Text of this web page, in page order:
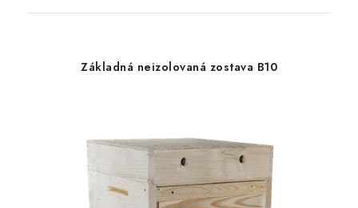
Základná neizolovaná zostava B10